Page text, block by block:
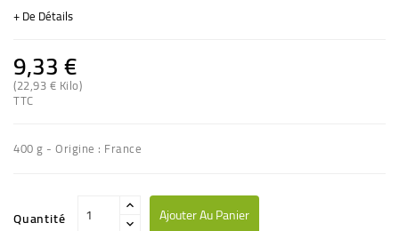
+ De Détails
9,33 €
(22,93 € Kilo)
TTC
400 g - Origine : France
Quantité Ajouter Au Panier